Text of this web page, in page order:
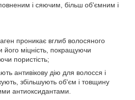
і сяючим, більш об'ємним і
проникає вглиб волосяного
міцність, покращуючи
пористість;
антивікову дію для волосся і
збільшують об'єм і товщину
антиоксидантами.